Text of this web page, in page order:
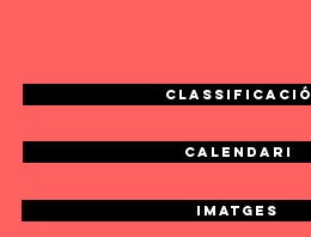
Classificació
calendari
Imatges